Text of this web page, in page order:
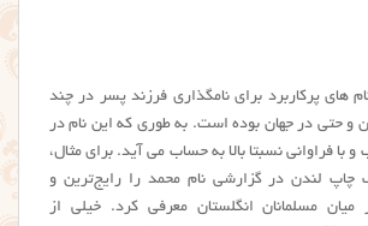
های پرکاربرد برای نامگذاری فرزند پسر در چند
و حتی در جهان بوده است. به طوری که این نام در
با فراوانی نسبتا بالا به حساب می آید. برای مثال،
چاپ لندن در گزارشی نام محمد را رایج‌ترین و
میان مسلمانان انگلستان معرفی کرد. خیلی از